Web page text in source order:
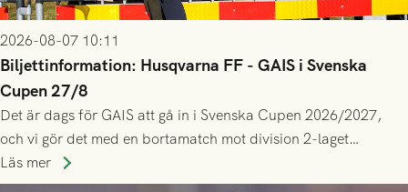
2026-08-07 10:11
Biljettinformation: Husqvarna FF - GAIS i Svenska
Cupen 27/8
Det är dags för GAIS att gå in i Svenska Cupen 2026/2027,
och vi gör det med en bortamatch mot division 2-laget
Husqvarna FF. Häng med och stötta grönsvart på plats!
Läs mer